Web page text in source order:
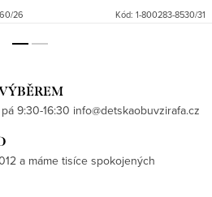
26 Kód: 1-800283-8530/31
9:30-16:30 info@detskaobuvzirafa.cz
a máme tisíce spokojených